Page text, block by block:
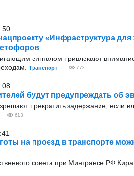
«Инфраструктура
сигналом привлекают
Транспорт 773
будут предупреждать об
прекратить задержание, если
613
на проезд в транспорте
совета при Минтрансе РФ Кира